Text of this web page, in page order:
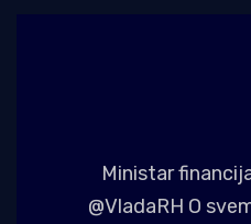
Ministar
@VladaRH O